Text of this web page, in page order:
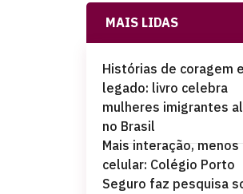
MAIS LIDAS
Histórias de coragem e
legado: livro celebra
mulheres imigrantes
no Brasil
Mais interação, menos
celular: Colégio Porto
Seguro faz pesquisa